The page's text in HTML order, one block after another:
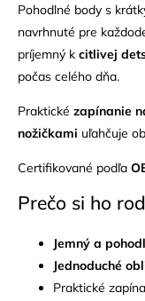
Pohodlné body s
navrhnuté pre
príjemný k citlivej
počas celého dňa.
Praktické zapínanie
nožičkami uľahčuje
Certifikované podľa
Prečo si ho
Jemný a
Jednoduché
Praktické